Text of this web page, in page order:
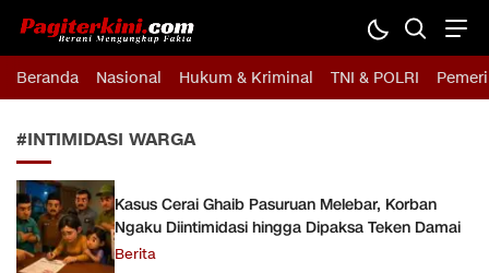
Pagiterkini.com
Berani Mengungkap Fakta
Beranda Nasional Hukum & Kriminal TNI & POLRI
#INTIMIDASI WARGA
Kasus Cerai Ghaib Pasuruan Melebar, Korban
Ngaku Diintimidasi hingga Dipaksa Teken Damai
Berita